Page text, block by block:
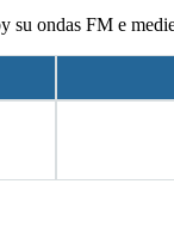
su ondas FM e